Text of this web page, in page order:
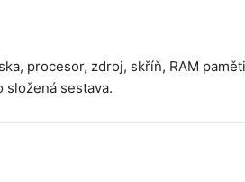
procesor, zdroj, skříň, RAM
složená sestava.